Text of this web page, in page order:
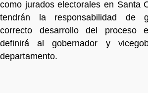
como jurados electorales en Santa
tendrán la responsabilidad de
correcto desarrollo del proceso
definirá al gobernador y
departamento.